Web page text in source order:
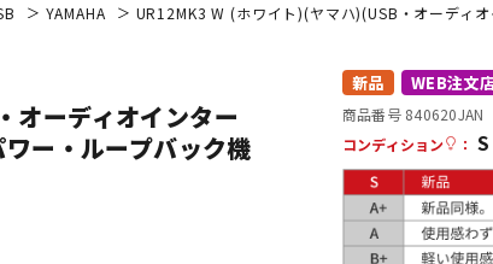
ウクレレ
その他楽器
YAMAHA UR12MK3 W (ホワイト)(ヤマハ)(USB・オーディ
ーディオインター
ー・ループバック機
新品 WEB注文
商品番号 840620JAN
コンディション
： S